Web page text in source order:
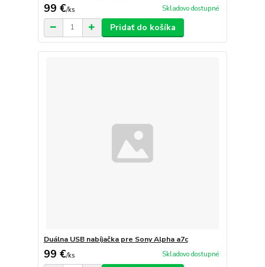
99 €/ks Skladovo dostupné
Pridať do košíka
Duálna USB nabíjačka pre Sony Alpha a7c
99 €/ks Skladovo dostupné